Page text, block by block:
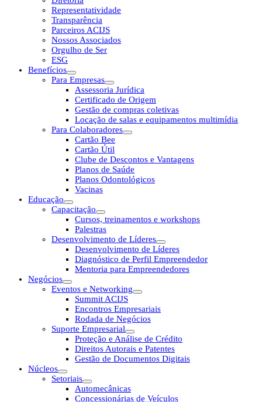
Representatividade
Transparência
Parceiros ACIJS
Nossos Associados
Orgulho de Ser
ESG
Benefícios
Para Empresas
Assessoria Jurídica
Certificado de Origem
Gestão de compras coletivas
Locação de salas e equipamentos multimídia
Para Colaboradores
Cartão Bee
Cartão Útil
Clube de Descontos e Vantagens
Planos de Saúde
Planos Odontológicos
Vacinas
Educação
Capacitação
Cursos, treinamentos e workshops
Palestras
Desenvolvimento de Líderes
Desenvolvimento de Líderes
Diagnóstico de Perfil Empreendedor
Mentoria para Empreendedores
Negócios
Eventos e Networking
Summit ACIJS
Encontros Empresariais
Rodada de Negócios
Suporte Empresarial
Proteção e Análise de Crédito
Direitos Autorais e Patentes
Gestão de Documentos Digitais
Núcleos
Setoriais
Automecânicas
Concessionárias de Veículos